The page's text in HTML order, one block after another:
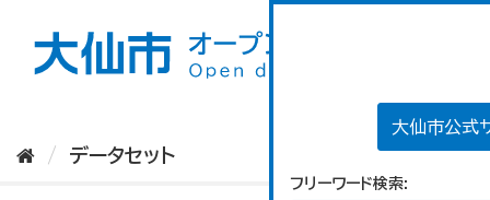
大仙市公式
フリーワード検索
データセット